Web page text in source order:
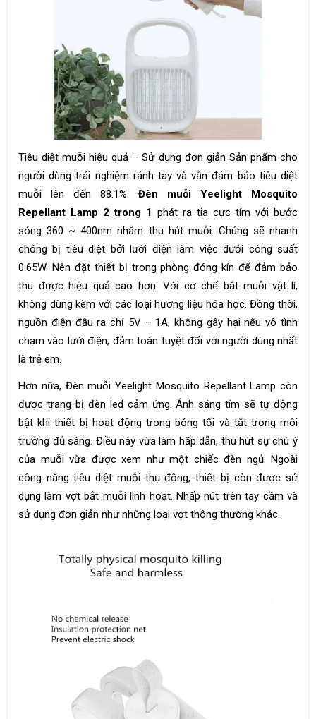
Tiêu diệt muỗi hiệu quả – Sử dụng đơn giản Sản phẩm cho
người dùng trải nghiệm rảnh tay và vẫn đảm bảo tiêu diệt
muỗi lên đến 88.1%. Đèn muỗi Yeelight Mosquito
Repellant Lamp 2 trong 1 phát ra tia cực tím với bước
sóng 360 ~ 400nm nhằm thu hút muỗi. Chúng sẽ nhanh
chóng bị tiêu diệt bởi lưới điện làm việc dưới công suất
0.65W. Nên đặt thiết bị trong phòng đóng kín để đảm bảo
thu được hiệu quả cao hơn. Với cơ chế bắt muỗi vật lí,
không dùng kèm với các loại hương liệu hóa học. Đồng thời,
nguồn điện đầu ra chỉ 5V – 1A, không gây hại nếu vô tình
chạm vào lưới điện, đảm toàn tuyệt đối với người dùng nhất
là trẻ em.
Hơn nữa, Đèn muỗi Yeelight Mosquito Repellant Lamp còn
được trang bị đèn led cảm ứng. Ánh sáng tím sẽ tự động
bật khi thiết bị hoạt động trong bóng tối và tắt trong môi
trường đủ sáng. Điều này vừa làm hấp dẫn, thu hút sự chú ý
của muỗi vừa được xem như một chiếc đèn ngủ. Ngoài
công năng tiêu diệt muỗi thụ động, thiết bị còn được sử
dụng làm vợt bắt muỗi linh hoạt. Nhấp nút trên tay cầm và
sử dụng đơn giản như những loại vợt thông thường khác.